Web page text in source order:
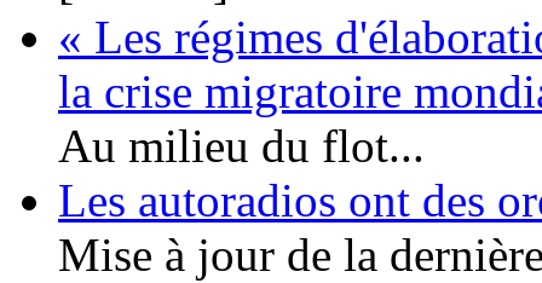
« Les régimes
la crise migratoire
Au milieu du flot...
Les autoradios ont des
Mise à jour de la